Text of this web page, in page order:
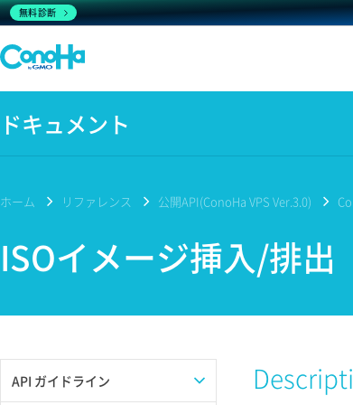
ドキュメント
ホーム リファレンス 公開API(ConoHa VPS Ver.3.0)
ISOイメージ挿入/排出
API ガイドライン
無料診断